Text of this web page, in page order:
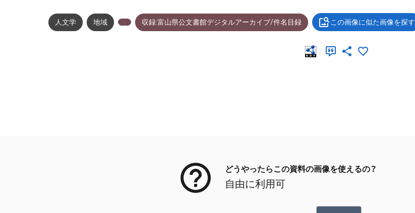
人文学 地域 収録:富山県公文書館デジタルアーカイブ/件名目録 この画像に似た画像を探す
どうやったらこの資料の画像を使えるの？
自由に利用可